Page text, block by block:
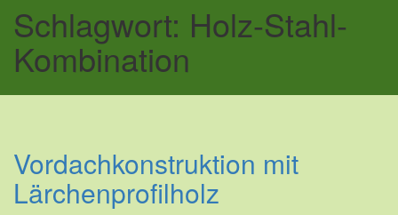
Schlagwort: Holz-Stahl-
Kombination
Vordachkonstruktion mit
Lärchenprofilholz